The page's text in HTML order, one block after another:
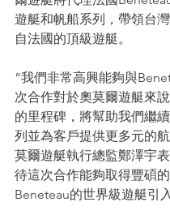
遊艇和帆船系列，帶領台
自法國的頂級遊艇。
“我們非常高興能夠與
次合作對於奧莫爾遊艇來
的里程碑，將幫助我們繼
列並為客戶提供更多元的
莫爾遊艇執行總監鄭澤宇
待這次合作能夠取得豐碩
Beneteau的世界級遊艇引